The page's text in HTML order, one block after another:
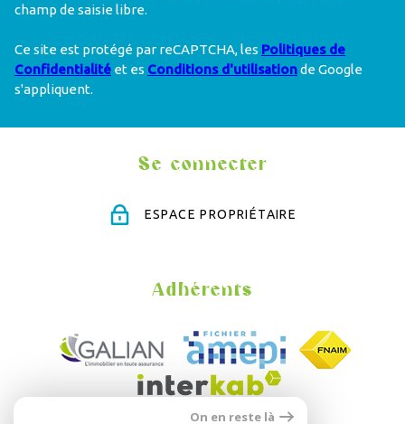
champ de saisie libre.
Ce site est protégé par reCAPTCHA, les Politiques de
Confidentialité et es Conditions d'utilisationde Google
s'appliquent.
Se connecter
ESPACE PROPRIÉTAIRE
Adhérents
On en reste là